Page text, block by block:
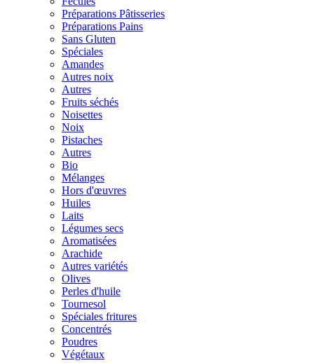
Préparations Pâtisseries
Préparations Pains
Sans Gluten
Spéciales
Amandes
Autres noix
Autres
Fruits séchés
Noisettes
Noix
Pistaches
Autres
Bio
Mélanges
Hors d'œuvres
Huiles
Laits
Légumes secs
Aromatisées
Arachide
Autres variétés
Olives
Perles d'huile
Tournesol
Spéciales fritures
Concentrés
Poudres
Végétaux